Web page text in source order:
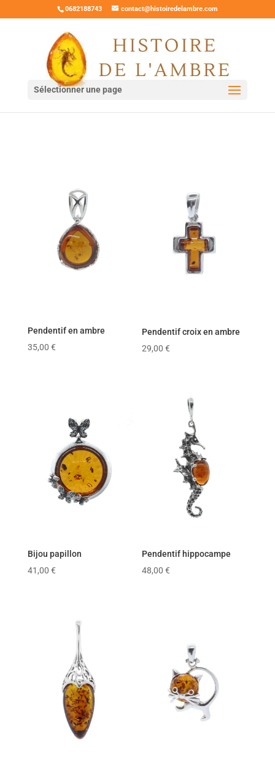
0682188743 contact@histoiredelambre.com
Sélectionner une page
Pendentif en ambre
35,00 €
Pendentif croix en ambre
29,00€
Bijou papillon
41,00 €
Pendentif hippocampe
48,00€